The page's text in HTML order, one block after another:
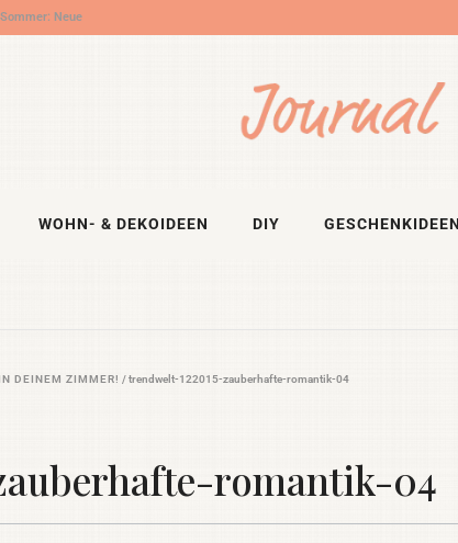
Neue
WOHN- & DEKOIDEEN DIY GESCHENKIDEEN
DEINEM ZIMMER! /trendwelt-122015-zauberhafte-romantik-04
romantik-04